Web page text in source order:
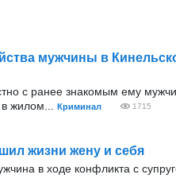
мужчины в
с ранее знакомым ему
жилом...
Криминал 1715
жизни жену и себя
в ходе конфликта с